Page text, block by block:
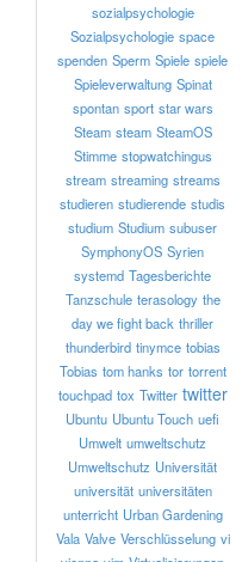
sozialpsychologie
Sozialpsychologie space
spenden Sperm Spiele spiele
Spieleverwaltung Spinat
spontan sport star wars
Steam steam SteamOS
Stimme stopwatchingus
stream streaming streams
studieren studierende studis
studium Studium subuser
SymphonyOS Syrien
systemd Tagesberichte
Tanzschule terasology the
day we fight back thriller
thunderbird tinymce tobias
Tobias tom hanks tor torrent
touchpad tox Twitter twitter
Ubuntu Ubuntu Touch uefi
Umwelt umweltschutz
Umweltschutz Universität
universität universitäten
unterricht Urban Gardening
Vala Valve Verschlüsselung vi